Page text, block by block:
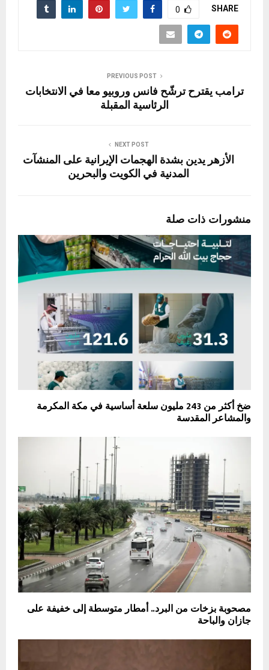
SHARE
0
PREVIOUS POST
ترامب يقترح ترشّح فانس وروبيو معا في الانتخابات
الرئاسية المقبلة
NEXT POST
الأزهر يدين بشدة الهجمات الإيرانية على المنشآت
المدنية في الكويت والبحرين
منشورات ذات صلة
ضخ أكثر من 243 مليون سلعة أساسية في مكة المكرمة
والمشاعر المقدسة
مصحوبة بزخات من البرد.. أمطار متوسطة إلى خفيفة على
جازان والباحة